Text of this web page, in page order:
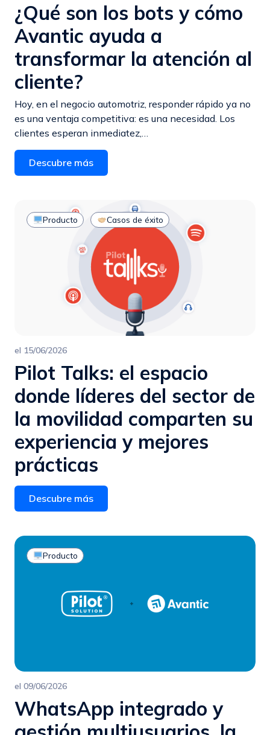
¿Qué son los bots y cómo
Avantic ayuda a
transformar la atención al
cliente?
Hoy, en el negocio automotriz, responder rápido ya no
es una ventaja competitiva: es una necesidad. Los
clientes esperan inmediatez,…
Descubre más
Producto Casos de éxito
el 15/06/2026
Pilot Talks: el espacio
donde líderes del sector de
la movilidad comparten su
experiencia y mejores
prácticas
Descubre más
Producto
el 09/06/2026
WhatsApp integrado y